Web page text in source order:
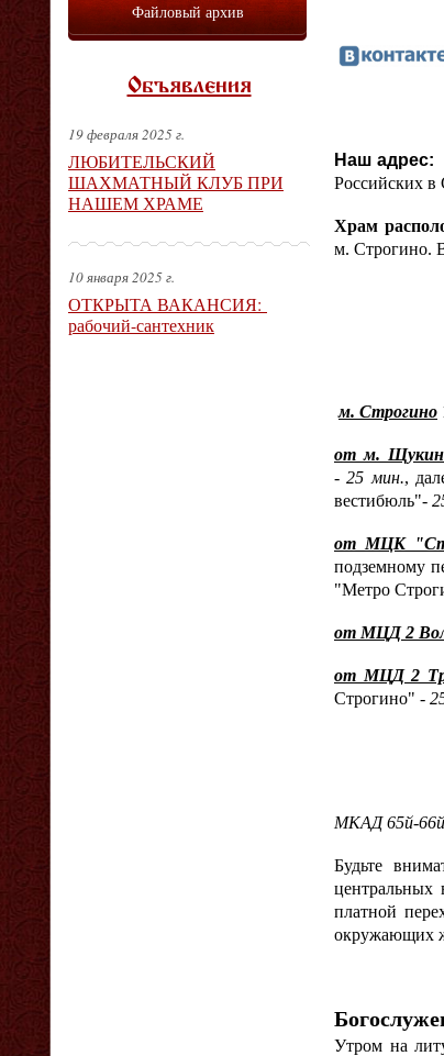
Наш адрес:
Российских в
Храм
м. Строгино.
м. Строгино
от м.
-25 мин.,
вестибюль"-
от МЦК
подземному
"Метро
от МЦД 2
от МЦД 2
Строгино" -
МКАД 65й-
Будьте
центральных
платной
окружающих
Утром на
Файловый архив
Объявления
19 февраля 2025 г.
ЛЮБИТЕЛЬСКИЙ
ШАХМАТНЫЙ КЛУБ ПРИ
НАШЕМ ХРАМЕ
10 января 2025 г.
ОТКРЫТА ВАКАНСИЯ:
рабочий-сантехник